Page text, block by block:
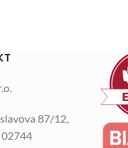
87/12,